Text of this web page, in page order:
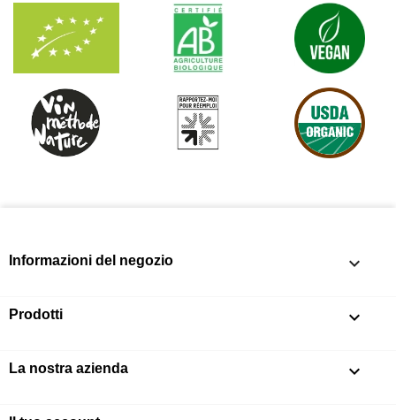
Informazioni del negozio keyboard_arrow_down
Prodotti 
La nostra azienda 